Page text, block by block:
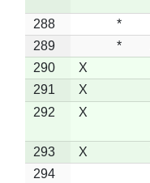
288 *
289
*
290
X
291
X
292
X
293 X
294